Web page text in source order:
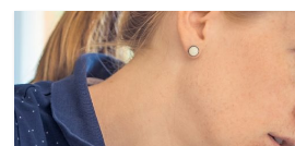
rady
–